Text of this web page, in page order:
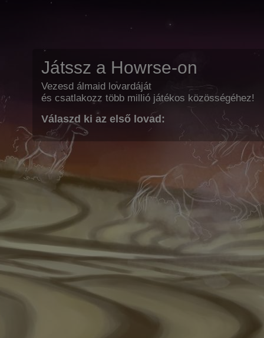
Játssz a Howrse-on
Vezesd álmaid lovardáját
és csatlakozz több millió játékos közösségéhez!
Válaszd ki az első lovad: